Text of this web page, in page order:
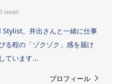
views
。井出さんと一緒に仕事
る程の「ゾクゾク」感を届け
ています...
プロフィール